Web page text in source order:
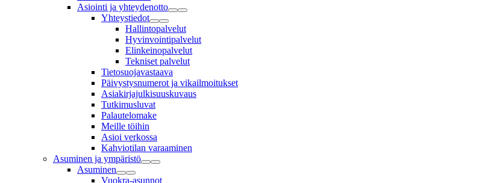
Asiointi ja yhteydenotto
Yhteystiedot
Hallintopalvelut
Hyvinvointipalvelut
Elinkeinopalvelut
Tekniset palvelut
Tietosuojavastaava
Päivystysnumerot ja vikailmoitukset
Asiakirjajulkisuuskuvaus
Tutkimusluvat
Palautelomake
Meille töihin
Asioi verkossa
Kahviotilan varaaminen
Asuminen ja ympäristö
Asuminen
Vuokra-asunnot